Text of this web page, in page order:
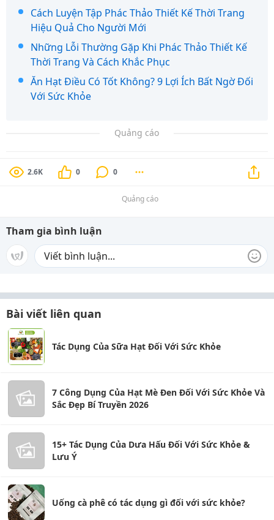
Cách Luyện Tập Phác Thảo Thiết Kế Thời Trang
Hiệu Quả Cho Người Mới
Những Lỗi Thường Gặp Khi Phác Thảo Thiết Kế
Thời Trang Và Cách Khắc Phục
Ăn Hạt Điều Có Tốt Không? 9 Lợi Ích Bất Ngờ Đối
Với Sức Khỏe
Quảng cáo
2.6K 0 0
Quảng cáo
Tham gia bình luận
Bài viết liên quan
Tác Dụng Của Sữa Hạt Đối Với Sức Khỏe
7 Công Dụng Của Hạt Mè Đen Đối Với Sức Khỏe Và
Sắc Đẹp Bí Truyền 2026
15+ Tác Dụng Của Dưa Hấu Đối Với Sức Khỏe &
Lưu Ý
Uống cà phê có tác dụng gì đối với sức khỏe?